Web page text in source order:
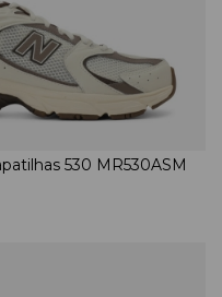
530 MR530ASM